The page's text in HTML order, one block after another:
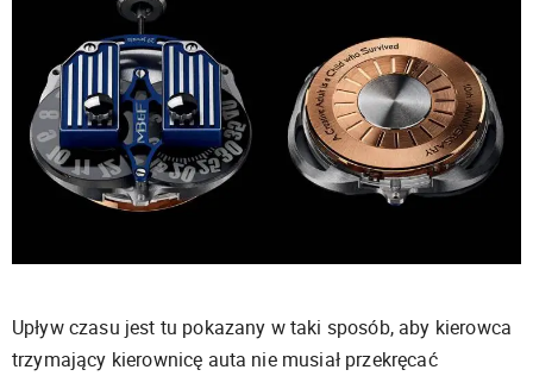
Upływ czasu jest tu pokazany w taki sposób, aby kierowca
trzymający kierownicę auta nie musiał przekręcać